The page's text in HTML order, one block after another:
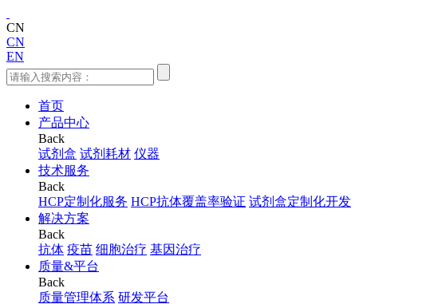
CN
CN
EN
首页
产品中心
Back
试剂盒 试剂耗材 仪器
技术服务
Back
HCP定制化服务 HCP抗体覆盖率验证 试剂盒定制化开发
解决方案
Back
抗体 疫苗 细胞治疗 基因治疗
质量&平台
Back
质量管理体系 研发平台